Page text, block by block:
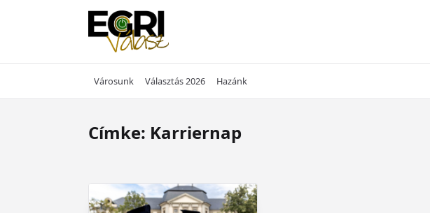
Városunk Választás 2026 Hazánk
Címke: Karriernap